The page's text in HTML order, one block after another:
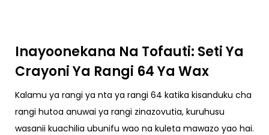
Inayoonekana Na Tofauti: Seti Ya
Crayoni Ya Rangi 64 Ya Wax
Kalamu ya rangi ya nta ya rangi 64 katika kisanduku cha
rangi hutoa anuwai ya rangi zinazovutia, kuruhusu
wasanii kuachilia ubunifu wao na kuleta mawazo yao hai.